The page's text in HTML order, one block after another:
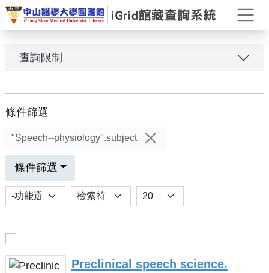
打
查詢限制
條件篩選
"Speech--physiology".subject
條件篩選
功能選項 排序 Results per page
Preclinical speech science.